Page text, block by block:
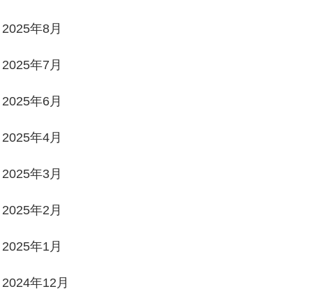
2025年8月
2025年7月
2025年6月
2025年4月
2025年3月
2025年2月
2025年1月
2024年12月